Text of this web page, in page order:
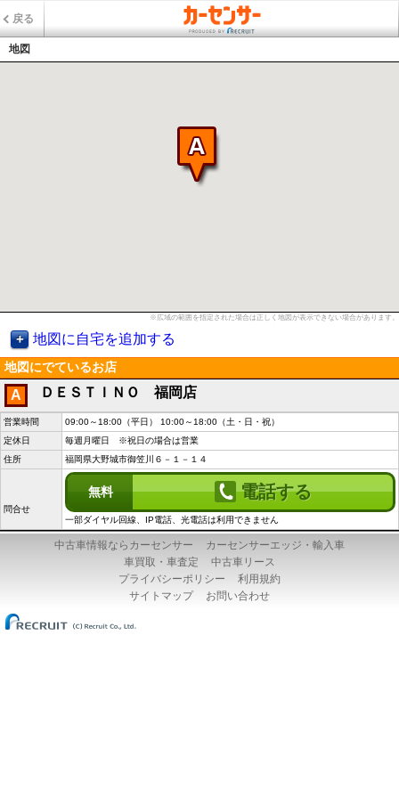
戻る
地図
※広域の範囲を指定された場合は正しく地図が表示できない場合があります。
地図に自宅を追加する
地図にでているお店
A ＤＥＳＴＩＮＯ 福岡店
営業時間
09:00～18:00（平日） 10:00～18:00（土・日・祝）
定休日
毎週月曜日 ※祝日の場合は営業
住所
福岡県大野城市御笠川６－１－１４
問合せ
無料 電話する
一部ダイヤル回線、IP電話、光電話は利用できません
中古車情報ならカーセンサー
カーセンサーエッジ・輸入車
車買取・車査定
中古車リース
プライバシーポリシー
利用規約
サイトマップ
お問い合わせ